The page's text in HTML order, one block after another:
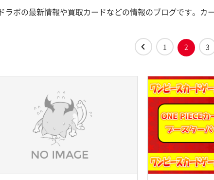
ラボの最新情報や買取カードなどの情報のブログです。カ
1 2 3